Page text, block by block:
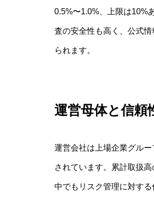
0.5%〜1.0%、上限は10%
査の安全性も高く、公式
られます。
運営母体と信頼
運営会社は上場企業グル
されています。累計取扱
中でもリスク管理に対す